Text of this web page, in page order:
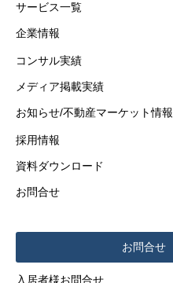
サービス一覧
企業情報
コンサル実績
メディア掲載実績
お知らせ/不動産マーケット情報
採用情報
資料ダウンロード
お問合せ
お問合せ
入居者様お問合せ